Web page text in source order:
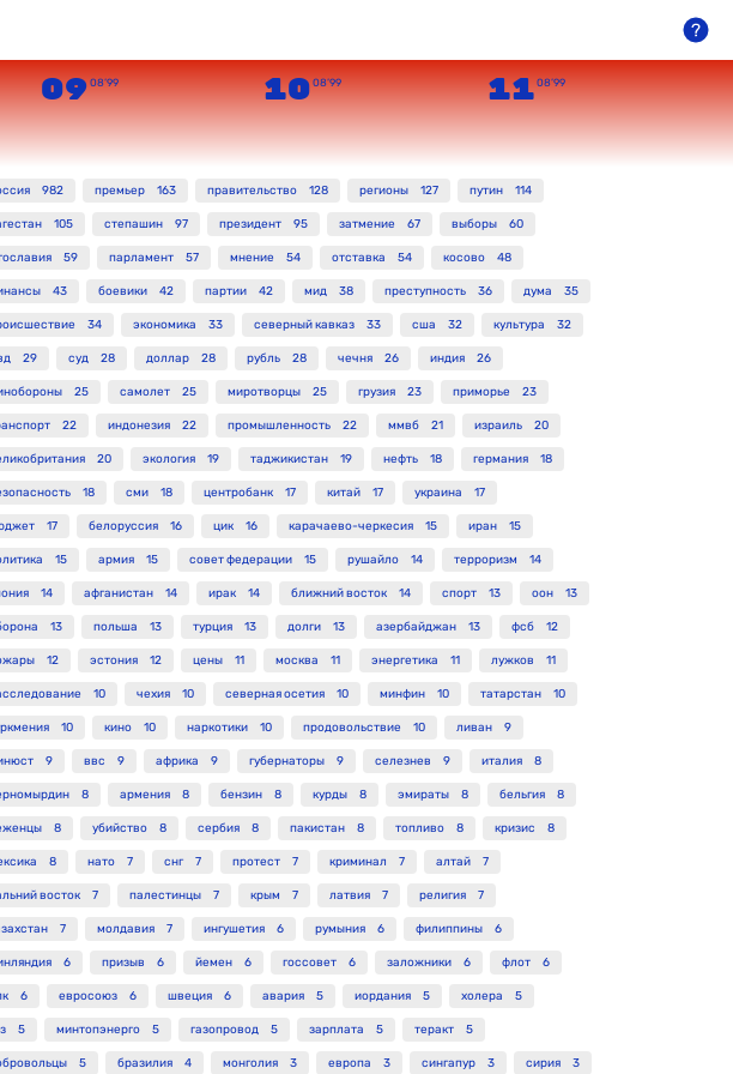
09 08’99 10 08’99 11 08’99
982 премьер 163 правительство 128 регионы 127 путин 114
105 степашин 97 президент 95 затмение 67 выборы 60
59 парламент 57 мнение 54 отставка 54 косово 48
43 боевики 42 партии 42 мид 38 преступность 36 дума 35
34 экономика 33 северный кавказ 33 сша 32 культура 32
29 суд 28 доллар 28 рубль 28 чечня 26 индия 26
25 самолет 25 миротворцы 25 грузия 23 приморье 23
22 индонезия 22 промышленность 22 ммвб 21 израиль 20
20 экология 19 таджикистан 19 нефть 18 германия 18
18 сми 18 центробанк 17 китай 17 украина 17
17 белоруссия 16 цик 16 карачаево-черкесия 15 иран 15
15 армия 15 совет федерации 15 рушайло 14 терроризм 14
14 афганистан 14 ирак 14 ближний восток 14 спорт 13 оон 13
13 польша 13 турция 13 долги 13 азербайджан 13 фсб 12
12 эстония 12 цены 11 москва 11 энергетика 11 лужков 11
10 чехия 10 северная осетия 10 минфин 10 татарстан 10
10 кино 10 наркотики 10 продовольствие 10 ливан 9
9 ввс 9 африка 9 губернаторы 9 селезнев 9 италия 8
8 армения 8 бензин 8 курды 8 эмираты 8 бельгия 8
8 убийство 8 сербия 8 пакистан 8 топливо 8 кризис 8
8 нато 7 снг 7 протест 7 криминал 7 алтай 7
восток 7 палестинцы 7 крым 7 латвия 7 религия 7
7 молдавия 7 ингушетия 6 румыния 6 филиппины 6
6 призыв 6 йемен 6 госсовет 6 заложники 6 флот 6
6 евросоюз 6 швеция 6 авария 5 иордания 5 холера 5
5 минтопэнерго 5 газопровод 5 зарплата 5 теракт 5
5 бразилия 4 монголия 3 европа 3 сингапур 3 сирия 3